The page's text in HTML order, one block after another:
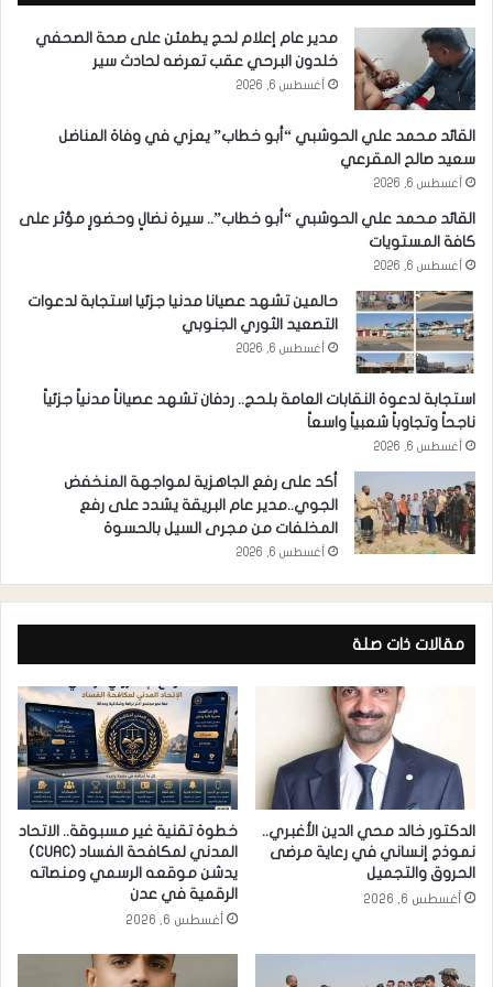
مدير عام إعلام لحج يطمئن على صحة الصحفي
خلدون البرحي عقب تعرضه لحادث سير
أغسطس 6, 2026
القائد محمد علي الحوشبي “أبو خطاب” يعزي في وفاة المناضل
سعيد صالح المقرعي
أغسطس 6, 2026
القائد محمد علي الحوشبي “أبو خطاب”.. سيرة نضالٍ وحضورٍ مؤثر على
كافة المستويات
أغسطس 6, 2026
حالمين تشهد عصيانا مدنيا جزئيا استجابة لدعوات
التصعيد الثوري الجنوبي
أغسطس 6, 2026
استجابة لدعوة النقابات العامة بلحج.. ردفان تشهد عصياناً مدنياً جزئياً
ناجحاً وتجاوباً شعبياً واسعاً
أغسطس 6, 2026
أكد على رفع الجاهزية لمواجهة المنخفض
الجوي..مدير عام البريقة يشدد على رفع
المخلفات من مجرى السيل بالحسوة
أغسطس 6, 2026
مقالات ذات صلة
الدكتور خالد محي الدين الأغبري..
نموذج إنساني في رعاية مرضى
الحروق والتجميل
أغسطس 6, 2026
خطوة تقنية غير مسبوقة.. الاتحاد
المدني لمكافحة الفساد (CUAC)
يدشن موقعه الرسمي ومنصاته
الرقمية في عدن
أغسطس 6, 2026